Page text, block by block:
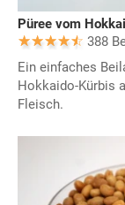
Püree vom
388
Ein einfaches
Hokkaido-Kürbis
Fleisch.